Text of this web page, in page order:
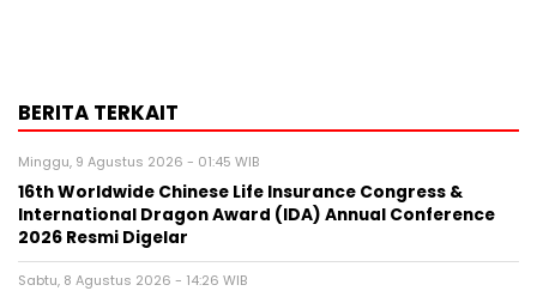
BERITA TERKAIT
Minggu, 9 Agustus 2026 - 01:45 WIB
16th Worldwide Chinese Life Insurance Congress &
International Dragon Award (IDA) Annual Conference
2026 Resmi Digelar
Sabtu, 8 Agustus 2026 - 14:26 WIB